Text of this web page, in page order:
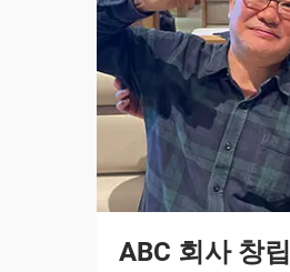
ABC 회사 창